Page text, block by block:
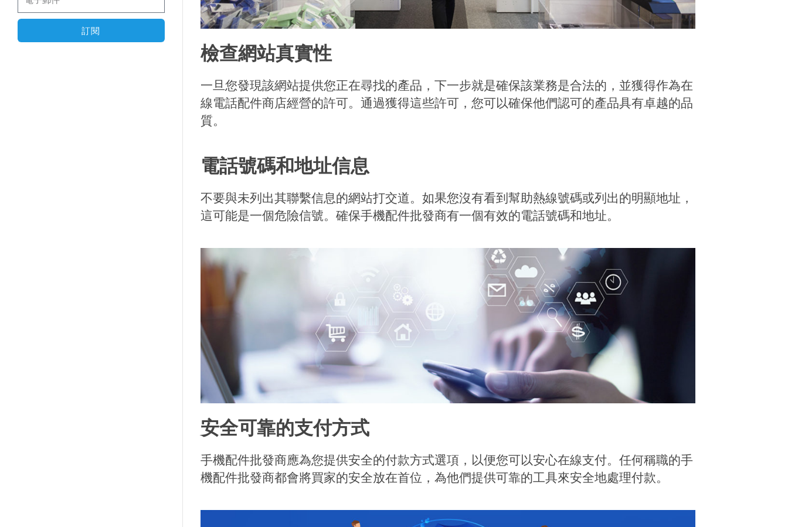
訂閱
檢查網站真實性
一旦您發現該網站提供您正在尋找的產品，下一步就是確保該業務是合法的，並獲得作為在
線電話配件商店經營的許可。通過獲得這些許可，您可以確保他們認可的產品具有卓越的品
質。
電話號碼和地址信息
不要與未列出其聯繫信息的網站打交道。如果您沒有看到幫助熱線號碼或列出的明顯地址，
這可能是一個危險信號。確保手機配件批發商有一個有效的電話號碼和地址。
安全可靠的支付方式
手機配件批發商應為您提供安全的付款方式選項，以便您可以安心在線支付。任何稱職的手
機配件批發商都會將買家的安全放在首位，為他們提供可靠的工具來安全地處理付款。